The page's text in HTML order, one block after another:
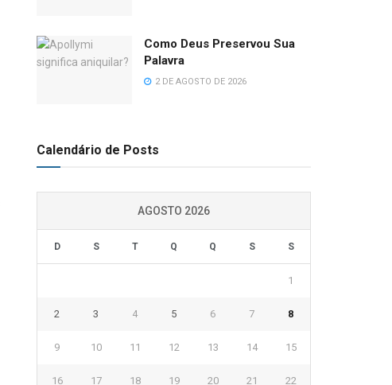
Como Deus Preservou Sua
Palavra
2 DE AGOSTO DE 2026
Calendário de Posts
AGOSTO 2026
D S T Q Q S S
1
2 3 4 5 6 7 8
9 10 11 12 13 14 15
16 17 18 19 20 21 22